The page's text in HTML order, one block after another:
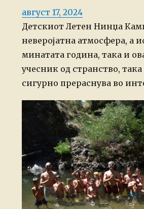
Posted
on
август 17, 2024
Детскиот Летен Нинџа
неверојатна атмосфера, а
минатата година, така и
учесник од странство,
сигурно прераснува во